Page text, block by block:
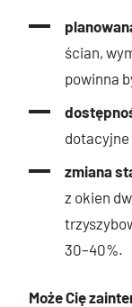
ścian,
powinna
zmiana
z okien
30–40%.
Może Cię